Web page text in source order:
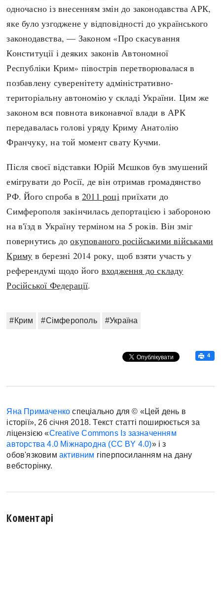
одночасно із внесенням змін до законодавства АРК,
яке було узгоджене у відповідності до українського
законодавства, — Законом «Про скасування
Конституції і деяких законів Автономної
Республіки Крим» півострів перетворювалася в
позбавлену суверенітету адміністративно-
територіальну автономію у складі України. Цим же
законом вся повнота виконавчої влади в АРК
передавалась голові уряду Криму Анатолію
Франчуку, на той момент свату Кучми.
Після своєї відставки Юрій Мєшков був змушений
емігрувати до Росії, де він отримав громадянство
РФ. Його спроба в2011 році приїхати до
Симферополя закінчилась депортацією і забороною
на в'їзд в Україну терміном на 5 років. Він зміг
повернутись доокупованого російськими військами
Криму в березні 2014 року, щоб взяти участь у
референдумі щодо його входження до складу
Російської Федерації.
#Крим #Сімферополь #Україна
4
Яна Примаченко спеціально для © «Цей день в
історії», 26 січня 2018. Текст статті поширюється за
ліцензією «Creative Commons Із зазначенням
авторства 4.0 Міжнародна (CC BY 4.0)» і з
обов'язковимактивним гіперпосиланням на дану
вебсторінку.
Коментарі